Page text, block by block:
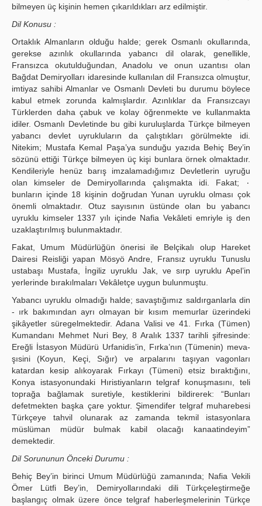
bilmeyen üç kişinin hemen çıkarıldıkları arz edilmiştir.
Dil Konusu :
Ortaklık Almanların olduğu halde; gerek Osmanlı okullarında,
gerekse azınlık okullarında yabancı dil olarak, genellikle,
Fransızca okutulduğundan, Anadolu ve onun uzantısı olan
Bağdat Demiryolları idaresinde kullanılan dil Fransızca olmuştur,
imtiyaz sahibi Almanlar ve Osmanlı Devleti bu durumu böylece
kabul etmek zorunda kalmışlardır. Azınlıklar da Fransızcayı
Türklerden daha çabuk ve kolay öğrenmekte ve kullanmakta
idiler. Osmanlı Devletinde bu gibi kuruluşlarda Türkçe bilmeyen
yabancı devlet uyrukluların da çalıştıkları görülmekte idi.
Nitekim; Mustafa Kemal Paşa’ya sunduğu yazıda Behiç Bey’in
sözünü ettiği Türkçe bilmeyen üç kişi bunlara örnek olmaktadır.
Kendileriyle henüz barış imzalamadığımız Devletlerin uyruğu
olan kimseler de Demiryollarında çalışmakta idi. Fakat; ٠
bunların içinde 18 kişinin doğrudan Yunan uyruklu olması çok
önemli olmaktadır. Otuz sayısının üstünde olan bu yabancı
uyruklu kimseler 1337 yılı içinde Nafia Vekâleti emriyle iş den
uzaklaştırılmış bulunmaktadır.
Fakat, Umum Müdürlüğün önerisi ile Belçikalı olup Hareket
Dairesi Reisliği yapan Mösyö Andre, Fransız uyruklu Tunuslu
ustabaşı Mustafa, İngiliz uyruklu Jak, ve sırp uyruklu Apel’in
yerlerinde bırakılmaları Vekâletçe uygun bulunmuştu.
Yabancı uyruklu olmadığı halde; savaştığımız saldırganlarla din
- ırk bakımından ayrı olmayan bir kısım memurlar üzerindeki
şikâyetler süregelmektedir. Adana Valisi ve 41. Fırka (Tümen)
Kumandanı Mehmet Nuri Bey, 8 Aralık 1337 tarihli şifresinde:
Ereğli İstasyon Müdürü Urfanidis’in, Fırka’nın (Tümenin) meva-
şısini (Koyun, Keçi, Sığır) ve arpalarını taşıyan vagonları
katardan kesip alıkoyarak Fırkayı (Tümeni) etsiz bıraktığını,
Konya istasyonundaki Hıristiyanların telgraf konuşmasını, teli
toprağa bağlamak suretiyle, kestiklerini bildirerek: “Bunları
defetmekten başka çare yoktur. Şimendifer telgraf muharebesi
Türkçeye tahvil olunarak az zamanda tekmil istasyonlara
müslüman müdür bulmak kabil olacağı kanaatindeyim”
demektedir.
Dil Sorununun Önceki Durumu :
Behiç Bey’in birinci Umum Müdürlüğü zamanında; Nafia Vekili
Ömer Lütfi Bey’in, Demiryollarındaki dili Türkçeleştirmeğe
başlangıç olmak üzere önce telgraf haberleşmelerinin Türkçe